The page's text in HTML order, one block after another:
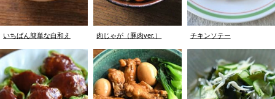
いちばん簡単な白和え 肉じゃが（豚肉ver.） チキンソテー